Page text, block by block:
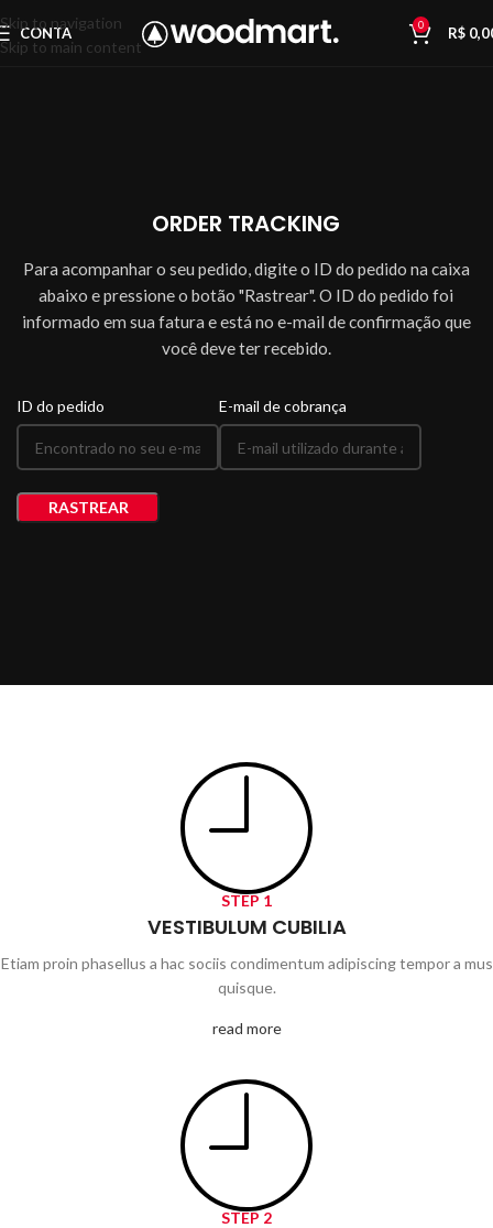
Skip to navigation
Skip to main content
CONTA 0 R$
ORDER TRACKING
Para acompanhar o seu pedido, digite o ID do pedido na caixa
abaixo e pressione o botão "Rastrear". O ID do pedido foi
informado em sua fatura e está no e-mail de confirmação que
você deve ter recebido.
ID do pedido E-mail de cobrança
RASTREAR
STEP 1
VESTIBULUM CUBILIA
Etiam proin phasellus a hac sociis condimentum adipiscing tempor a mus
quisque.
read more
STEP 2